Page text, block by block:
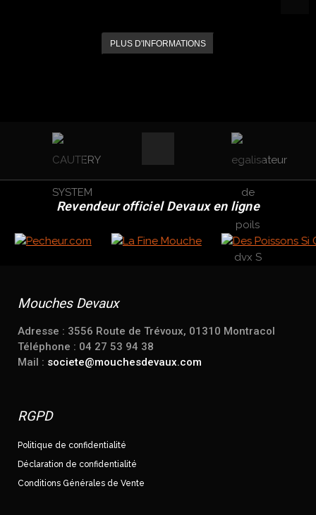
PLUS D'INFORMATIONS
Revendeur officiel Devaux en ligne
Mouches Devaux
Adresse : 3556 Route de Trévoux, 01310 Montracol
Téléphone : 04 27 53 94 38
Mail : societe@mouchesdevaux.com
RGPD
Politique de confidentialité
Déclaration de confidentialité
Conditions Générales de Vente